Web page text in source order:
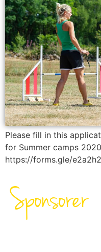
Please fill in this
for Summer camps
https://forms.gle/
Sponsorer